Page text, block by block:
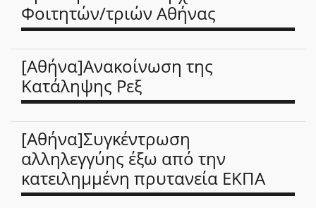
Φοιτητών/τριών Αθήνας
[Αθήνα]Ανακοίνωση της
Κατάληψης Ρεξ
[Αθήνα]Συγκέντρωση
αλληλεγγύης έξω από την
κατειλημμένη πρυτανεία ΕΚΠΑ